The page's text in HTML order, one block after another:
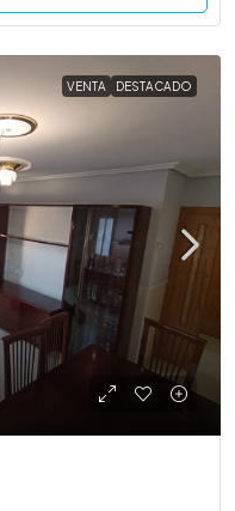
VENTA DESTACADO